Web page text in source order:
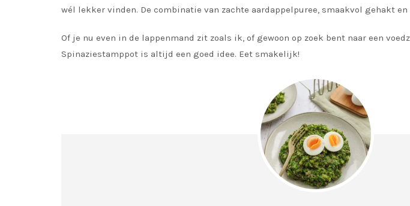
wél lekker vinden. De combinatie van zachte aardappelpuree, smaakvol gehakt
Of je nu even in de lappenmand zit zoals ik, of gewoon op zoek bent naar een
Spinaziestamppot is altijd een goed idee. Eet smakelijk!